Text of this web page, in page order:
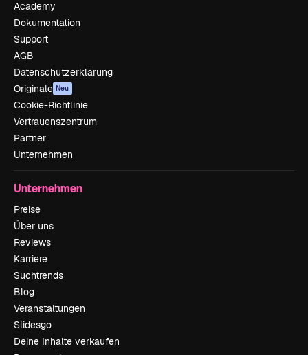
Academy
Dokumentation
Support
AGB
Datenschutzerklärung
Originale Neu
Cookie-Richtlinie
Vertrauenszentrum
Partner
Unternehmen
Unternehmen
Preise
Über uns
Reviews
Karriere
Suchtrends
Blog
Veranstaltungen
Slidesgo
Deine Inhalte verkaufen